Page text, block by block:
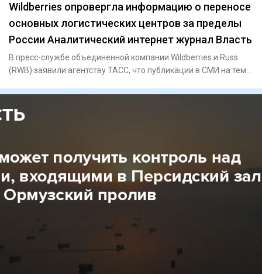
Wildberries опровергла информацию о переносе
основных логистических центров за пределы
России Аналитический интернет журнал Власть
В пресс-службе объединенной компании Wildberries и Russ
(RWB) заявили агентству ТАСС, что публикации в СМИ на тему